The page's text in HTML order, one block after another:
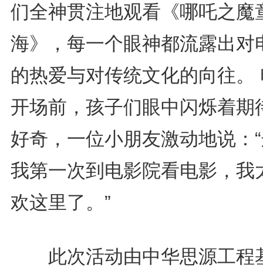
们全神贯注地观看《哪吒之魔
海》，每一个眼神都流露出对
的热爱与对传统文化的向往。
开场前，孩子们眼中闪烁着期
好奇，一位小朋友激动地说：
我第一次到电影院看电影，我
欢这里了。”
此次活动由中华思源工程